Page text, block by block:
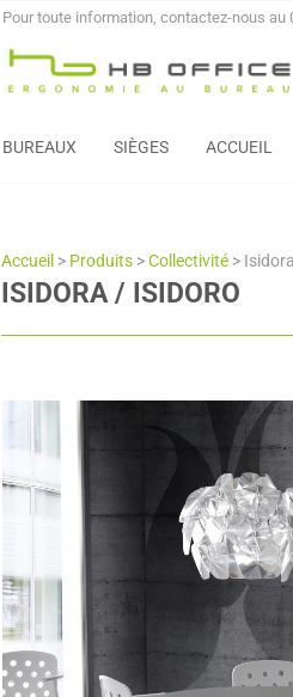
Pour toute information, contactez-nous au
BUREAUX SIÈGES ACCUEIL
Accueil > Produits >Collectivité >
ISIDORA / ISIDORO